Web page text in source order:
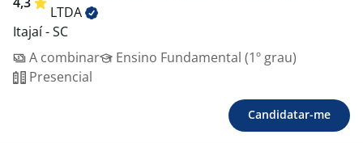
LTDA
Itajaí - SC
A combinar
Ensino Fundamental (1º grau)
Presencial
Candidatar-me